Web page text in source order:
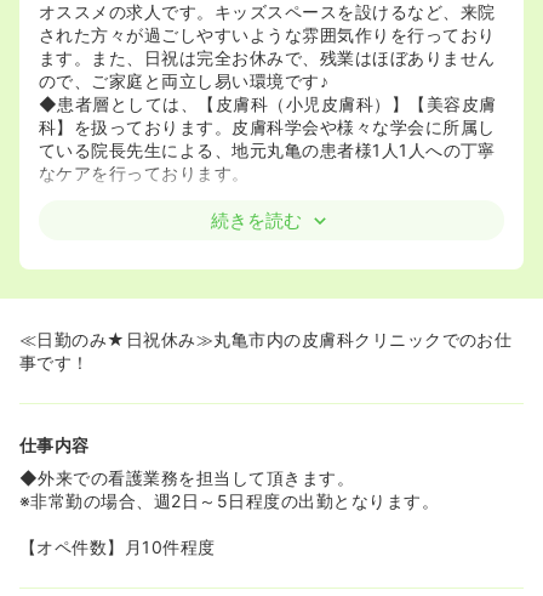
オススメの求人です。キッズスペースを設けるなど、来院
された方々が過ごしやすいような雰囲気作りを行っており
ます。また、日祝は完全お休みで、残業はほぼありません
ので、ご家庭と両立し易い環境です♪
◆患者層としては、【皮膚科（小児皮膚科）】【美容皮膚
科】を扱っております。皮膚科学会や様々な学会に所属し
ている院長先生による、地元丸亀の患者様1人1人への丁寧
なケアを行っております。
続きを読む
≪日勤のみ★日祝休み≫丸亀市内の皮膚科クリニックでのお仕
事です！
仕事内容
◆外来での看護業務を担当して頂きます。
※非常勤の場合、週2日～5日程度の出勤となります。
【オペ件数】月10件程度